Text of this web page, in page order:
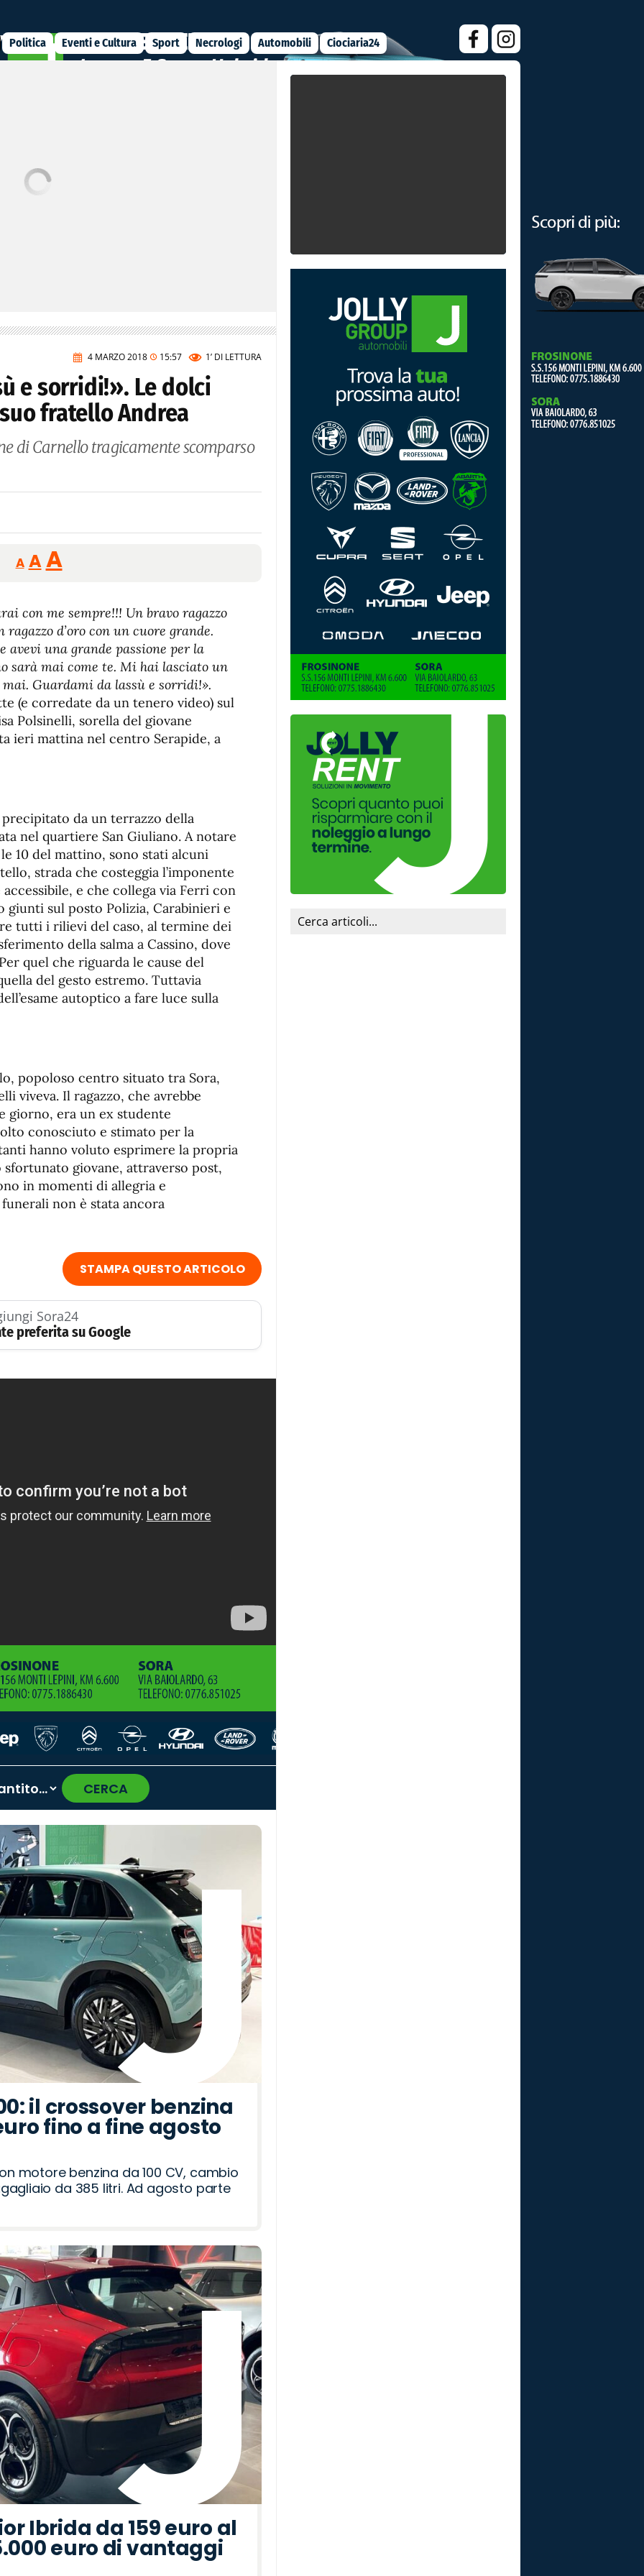
Politica Eventi e Cultura Sport Necrologi Automobili Ciociaria24
4 MARZO 2018 15:57 1’ DI LETTURA
e sorridi!». Le dolci
fratello Andrea
di Carnello tragicamente scomparso
A
Reducir
tamaño
A Restablecer
tamaño
fuente
AAumentar
de
fuente.
con me sempre!!! Un bravo ragazzo
d’oro con un cuore grande.
avevi una grande passione per la
sarà mai come te. Mi hai lasciato un
Guardami da lassù e sorridi!».
(e corredate da un tenero video) sul
Polsinelli, sorella del giovane
ieri mattina nel centro Serapide, a
precipitato da un terrazzo della
nel quartiere San Giuliano. A notare
10 del mattino, sono stati alcuni
strada che costeggia l’imponente
e che collega via Ferri con
giunti sul posto Polizia, Carabinieri e
tutti i rilievi del caso, al termine dei
della salma a Cassino, dove
quel che riguarda le cause del
del gesto estremo. Tuttavia
autoptico a fare luce sulla
popoloso centro situato tra Sora,
viveva. Il ragazzo, che avrebbe
giorno, era un ex studente
conosciuto e stimato per la
hanno voluto esprimere la propria
sfortunato giovane, attraverso post,
in momenti di allegria e
non è stata ancora
STAMPA QUESTO ARTICOLO
Sora24
preferita su Google
CERCA
›
il crossover benzina
fino a fine agosto
motore benzina da 100 CV, cambio
da 385 litri. Ad agosto parte
Ibrida da 159 euro al
euro di vantaggi